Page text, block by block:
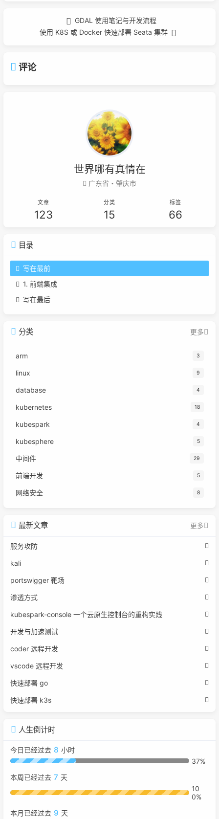
GDAL 使用笔记与开发流程
使用 K8S 或 Docker 快速部署 Seata 集群
评论
世界哪有真情在
广东省・肇庆市
文章
123
分类
15
标签
66
目录
写在最前
1. 前端集成
写在最后
分类 更多
arm 3
linux 9
database 4
kubernetes 18
kubespark 4
kubesphere 5
中间件 29
前端开发 5
网络安全 8
最新文章 更多
服务攻防
kali
portswigger 靶场
渗透方式
kubespark-console 一个云原生控制台的重构实践
开发与加速测试
coder 远程开发
vscode 远程开发
快速部署 go
快速部署 k3s
人生倒计时
今日已经过去 8 小时
37%
本周已经过去 7 天
10
0%
本月已经过去 9 天